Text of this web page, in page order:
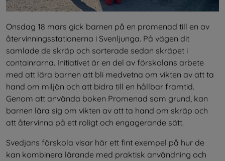
Onsdag 18 mars gick barnen på en promenad till en av
återvinningsstationerna i Svenljunga. På vägen dit
samlade de skräp och sorterade sedan skräpet i
containrarna. Initiativet är en del av förskolans arbete
med att lära barnen att bli medvetna om vikten av att ta
hand om miljön och att bidra till en hållbar framtid.
Genom att använda boken Promenad som grund, kan
barnen lära sig om vikten av att ta hand om skräp och
att återvinna på ett roligt och engagerande sätt.
Svedjans förskola visar här ett fint exempel på hur de
kan kombinera lärande med praktisk användning och